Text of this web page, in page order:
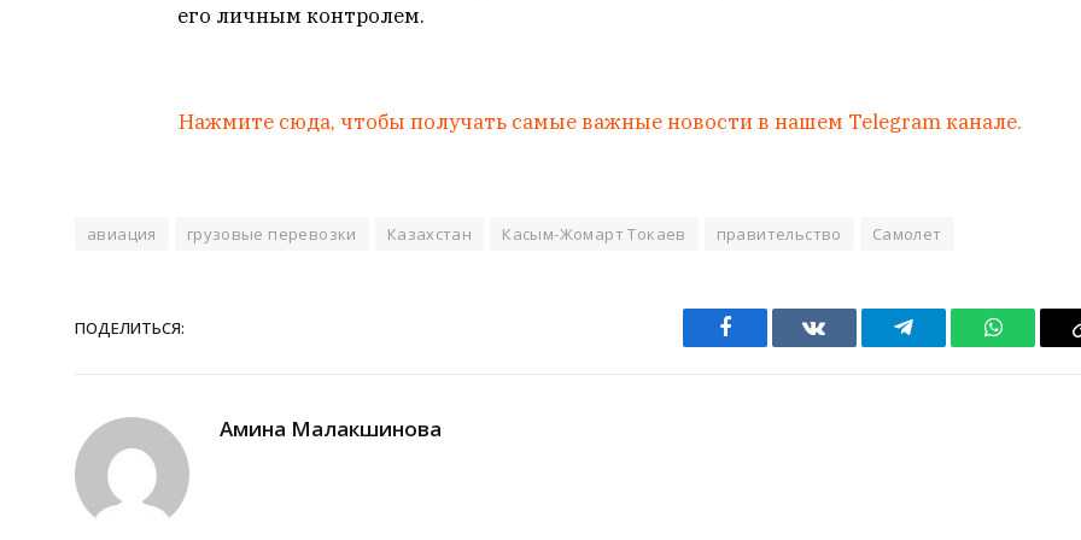
его личным контролем.
Нажмите сюда, чтобы получать самые важные новости в нашем Telegram канале.
авиация грузовые перевозки Казахстан Касым-Жомарт Токаев правительство Самолет
ПОДЕЛИТЬСЯ:
Facebook VKontakteTelegram
Амина Малакшинова